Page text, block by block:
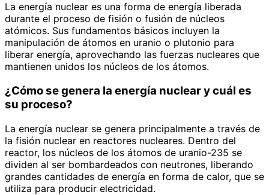
La energía nuclear es una forma de energía liberada
durante el proceso de fisión o fusión de núcleos
atómicos. Sus fundamentos básicos incluyen la
manipulación de átomos en uranio o plutonio para
liberar energía, aprovechando las fuerzas nucleares que
mantienen unidos los núcleos de los átomos.
¿Cómo se genera la energía nuclear y cuál es
su proceso?
La energía nuclear se genera principalmente a través de
la fisión nuclear en reactores nucleares. Dentro del
reactor, los núcleos de los átomos de uranio-235 se
dividen al ser bombardeados con neutrones, liberando
grandes cantidades de energía en forma de calor, que se
utiliza para producir electricidad.